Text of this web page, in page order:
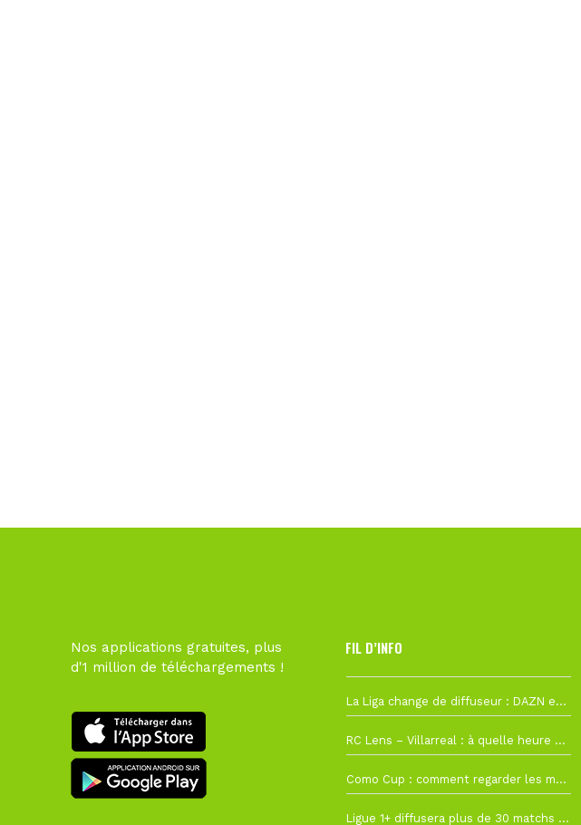
Nos applications gratuites, plus
d'1 million de téléchargements !
FIL D’INFO
La Liga change de diffuseur : DAZN et Disney+ remplacent beIN Sports !
RC Lens – Villarreal : à quelle heure et sur quelle chaîne voir la finale de la Como Cup ?
Como Cup : comment regarder les matchs du RC Lens en direct ?
Ligue 1+ diffusera plus de 30 matchs amicaux avant la reprise de la Ligue 1